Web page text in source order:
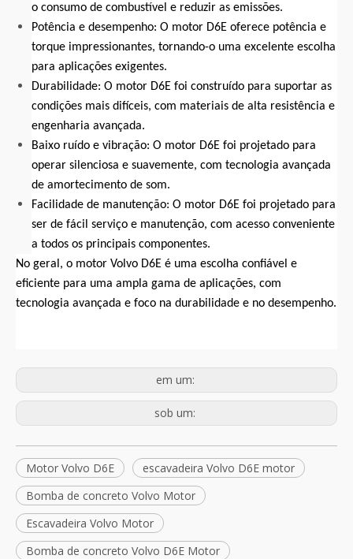
o consumo de combustível e reduzir as emissões.
Potência e desempenho: O motor D6E oferece potência e
torque impressionantes, tornando-o uma excelente escolha
para aplicações exigentes.
Durabilidade: O motor D6E foi construído para suportar as
condições mais difíceis, com materiais de alta resistência e
engenharia avançada.
Baixo ruído e vibração: O motor D6E foi projetado para
operar silenciosa e suavemente, com tecnologia avançada
de amortecimento de som.
Facilidade de manutenção: O motor D6E foi projetado para
ser de fácil serviço e manutenção, com acesso conveniente
a todos os principais componentes.
No geral, o motor Volvo D6E é uma escolha confiável e
eficiente para uma ampla gama de aplicações, com
tecnologia avançada e foco na durabilidade e no desempenho.
em um:
sob um:
Motor Volvo D6E
escavadeira Volvo D6E motor
Bomba de concreto Volvo Motor
Escavadeira Volvo Motor
Bomba de concreto Volvo D6E Motor